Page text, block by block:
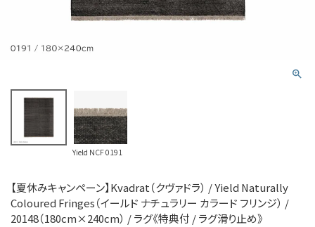
【夏休みキャンペーン】Kvadrat（クヴァドラ） / Yield Naturally
Coloured Fringes（イールド ナチュラリー カラード フリンジ） /
20148（180cm×240cm） / ラグ《特典付 / ラグ滑り止め》
Yield NCF 0191